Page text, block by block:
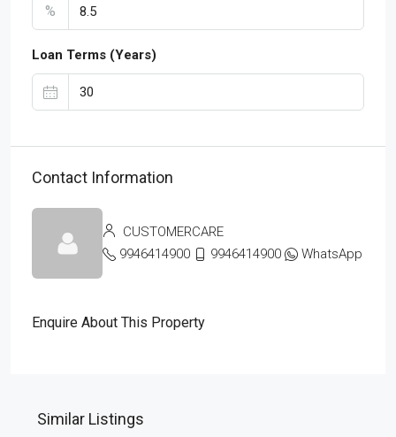
%
Loan Terms (Years)
Contact Information
CUSTOMERCARE
9946414900
9946414900 WhatsApp
Enquire About This Property
Similar Listings